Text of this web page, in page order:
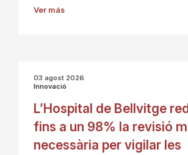
Ver más
03 agost 2026
Innovació
L’Hospital de Bellvitge
fins a un 98% la revisió
necessària per vigilar les